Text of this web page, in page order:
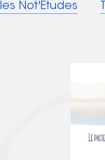
les Not'Etudes